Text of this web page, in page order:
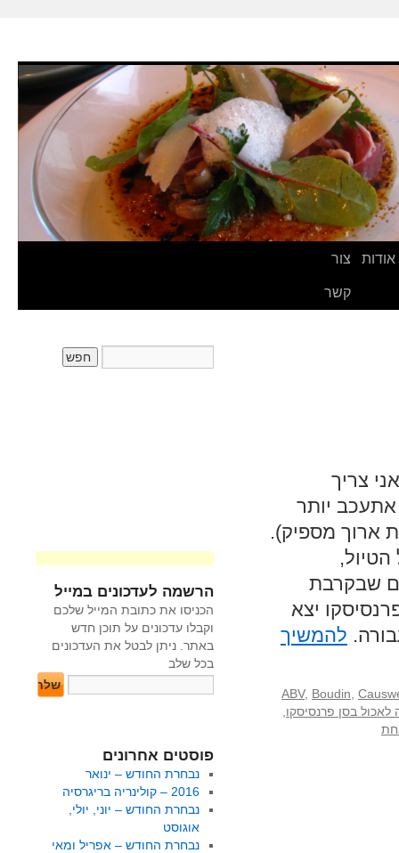
אודות צור
קשר
צריך
יותר
ארוך מספיק).
שבקרבת
יצא
להמשיך
ABV, Boudin
לאכול בסן פרנסיסקו
הרשמה לעדכונים במייל
הכניסו את כתובת המייל שלכם
וקבלו עדכונים על תוכן חדש
באתר. ניתן לבטל את העדכונים
בכל שלב
פוסטים אחרונים
נבחרת החודש – ינואר
2016 – קולינריה בריגרסיה
נבחרת החודש – יוני, יולי,
אוגוסט
נבחרת החודש – אפריל ומאי